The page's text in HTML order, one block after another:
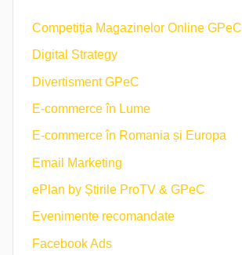
Competiția Magazinelor Online GPeC
Digital Strategy
Divertisment GPeC
E-commerce în Lume
E-commerce în Romania și Europa
Email Marketing
ePlan by Știrile ProTV & GPeC
Evenimente recomandate
Facebook Ads